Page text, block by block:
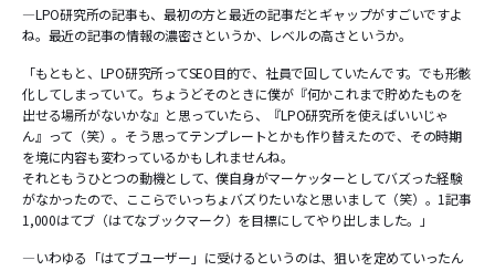
―LPO研究所の記事も、最初の方と最近の記事だとギャップがすごいですよ
ね。最近の記事の情報の濃密さというか、レベルの高さというか。
「もともと、LPO研究所ってSEO目的で、社員で回していたんです。でも形骸
化してしまっていて。ちょうどそのときに僕が『何かこれまで貯めたものを
出せる場所がないかな』と思っていたら、『LPO研究所を使えばいいじゃ
ん』って（笑）。そう思ってテンプレートとかも作り替えたので、その時期
を境に内容も変わっているかもしれませんね。
それともうひとつの動機として、僕自身がマーケッターとしてバズった経験
がなかったので、ここらでいっちょバズりたいなと思いまして（笑）。1記事
1,000はてブ（はてなブックマーク）を目標にしてやり出しました。」
―いわゆる「はてブユーザー」に受けるというのは、狙いを定めていったん